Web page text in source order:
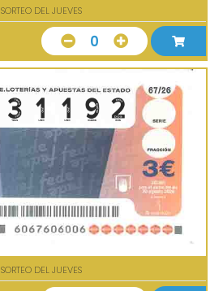
SORTEO DEL JUEVES
0
SORTEO DEL JUEVES